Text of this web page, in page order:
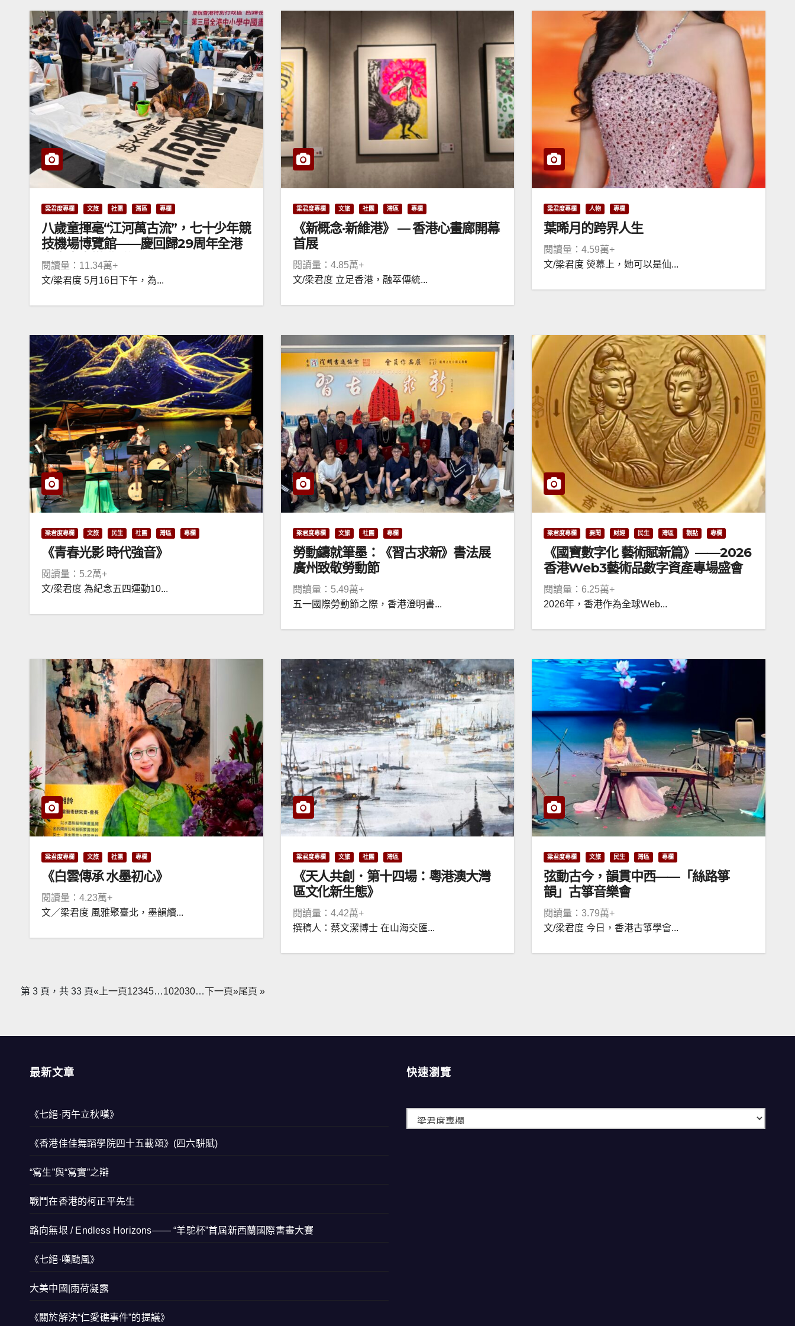
梁君度專欄 文旅 社團 灣區 專欄
八歲童揮毫“江河萬古流”，七十少年競
技機場博覽館——慶回歸29周年全港
書畫大賽燃動香江
閱讀量：11.34萬+
文/梁君度 5月16日下午，為...
梁君度專欄 文旅 社團 灣區 專欄
《新概念·新維港》 — 香港心畫廊開幕
首展
閱讀量：4.85萬+
文/梁君度 立足香港，融萃傳統...
梁君度專欄 人物 專欄
葉晞月的跨界人生
閱讀量：4.59萬+
文/梁君度 熒幕上，她可以是仙...
梁君度專欄 文旅 民生 社團 灣區 專欄
《青春光影 時代強音》
閱讀量：5.2萬+
文/梁君度 為紀念五四運動10...
梁君度專欄 文旅 社團 專欄
勞動鑄就筆墨：《習古求新》書法展
廣州致敬勞動節
閱讀量：5.49萬+
五一國際勞動節之際，香港澄明書...
梁君度專欄 要聞 財經 民生 灣區 觀點 專欄
《國寶數字化 藝術賦新篇》——2026
香港Web3藝術品數字資產專場盛會
閱讀量：6.25萬+
2026年，香港作為全球Web...
梁君度專欄 文旅 社團 專欄
《白雲傳承 水墨初心》
閱讀量：4.23萬+
文／梁君度 風雅聚臺北，墨韻續...
梁君度專欄 文旅 社團 灣區
《天人共創．第十四場：粵港澳大灣
區文化新生態》
閱讀量：4.42萬+
撰稿人：蔡文潔博士 在山海交匯...
梁君度專欄 文旅 民生 灣區 專欄
弦動古今，韻貫中西——「絲路箏
韻」古箏音樂會
閱讀量：3.79萬+
文/梁君度 今日，香港古箏學會...
第 3 頁，共 33 頁«上一頁12345…102030…下一頁»尾頁 »
最新文章
《七絕·丙午立秋嘆》
《香港佳佳舞蹈學院四十五載頌》(四六駢賦)
“寫生”與“寫實”之辯
戰鬥在香港的柯正平先生
路向無垠 / Endless Horizons—— “羊駝杯”首屆新西蘭國際書畫大賽
《七絕·嘆颱風》
大美中國|雨荷凝露
《關於解決“仁愛礁事件”的提議》
快速瀏覽